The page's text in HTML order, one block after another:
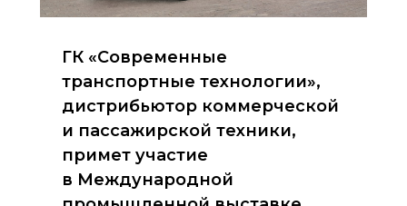
ГК «Современные
транспортные технологии»,
дистрибьютор коммерческой
и пассажирской техники,
примет участие
в Международной